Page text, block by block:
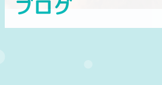
へ
ブログ